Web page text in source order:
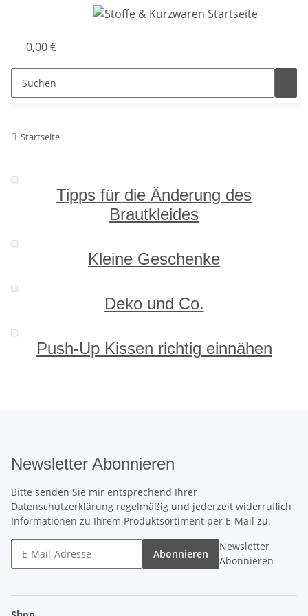
0,00 €
Startseite
Tipps für die Änderung des
Brautkleides
Kleine Geschenke
Deko und Co.
Push-Up Kissen richtig einnähen
Newsletter Abonnieren
Bitte senden Sie mir entsprechend Ihrer
Datenschutzerklärung regelmäßig und jederzeit widerruflich
Informationen zu Ihrem Produktsortiment per E-Mail zu.
Abonnieren
Newsletter
Abonnieren